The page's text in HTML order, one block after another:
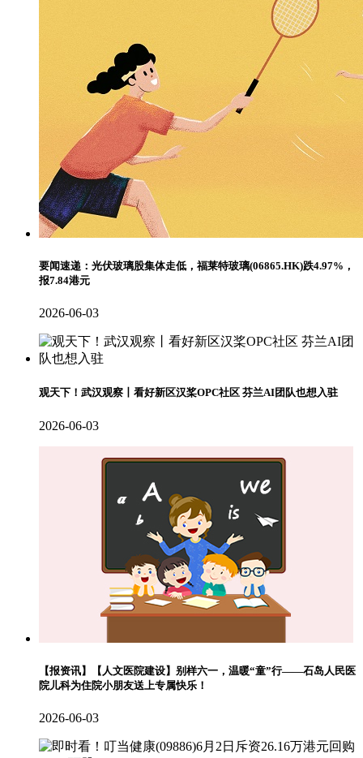
要闻速递：光伏玻璃股集体走低，福莱特玻璃(06865.HK)跌4.97%，
报7.84港元
2026-06-03
观天下！武汉观察丨看好新区汉桨OPC社区 芬兰AI团队也想入驻
2026-06-03
【报资讯】【人文医院建设】别样六一，温暖“童”行——石岛人民医
院儿科为住院小朋友送上专属快乐！
2026-06-03